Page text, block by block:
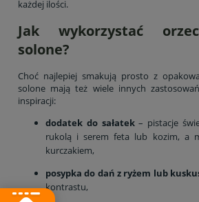
każdej ilości.
Jak wykorzystać
solone?
Choć najlepiej smakują prosto z
solone mają też wiele innych
inspiracji:
dodatek do sałatek– pistacje
rukolą i serem feta lub kozim, a
kurczakiem,
posypka do dań z ryżem lub
kontrastu,